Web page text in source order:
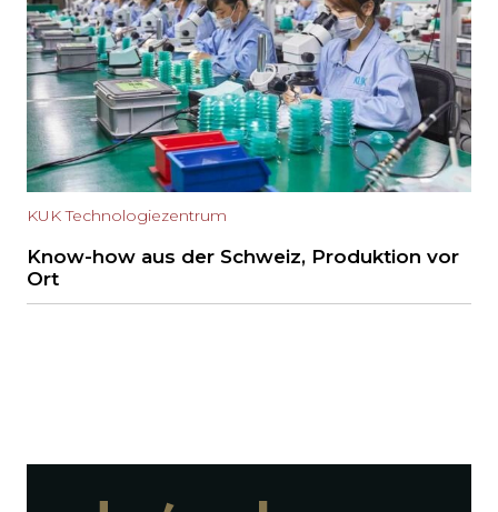
KUK Technologiezentrum
Know-how aus der Schweiz, Produktion vor
Ort